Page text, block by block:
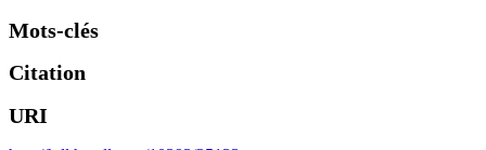
Mots-clés
Citation
URI